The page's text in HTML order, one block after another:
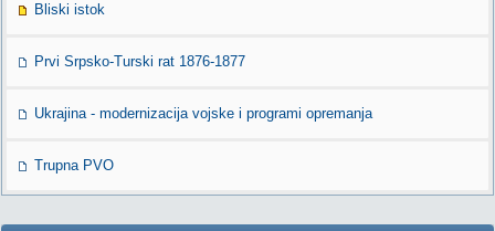
Bliski istok
Prvi Srpsko-Turski rat 1876-1877
Ukrajina - modernizacija vojske i programi opremanja
Trupna PVO